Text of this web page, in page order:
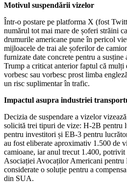
Motivul suspendării vizelor
Într-o postare pe platforma X (fost
numărul tot mai mare de șoferi străini
drumurile americane pune în pericol
mijloacele de trai ale șoferilor de
furnizate date concrete pentru a
Trump a criticat anterior faptul că mulți
vorbesc sau vorbesc prost limba
un risc suplimentar în trafic.
Impactul asupra industriei
Decizia de suspendare a vizelor
solicită trei tipuri de vize: H-2B pentru
pentru investitori și EB-3 pentru
au fost eliberate aproximativ 1.500 de
camioane, iar anul trecut 1.400,
Asociației Avocaților Americani pentru
considerate o soluție pentru a
din SUA.